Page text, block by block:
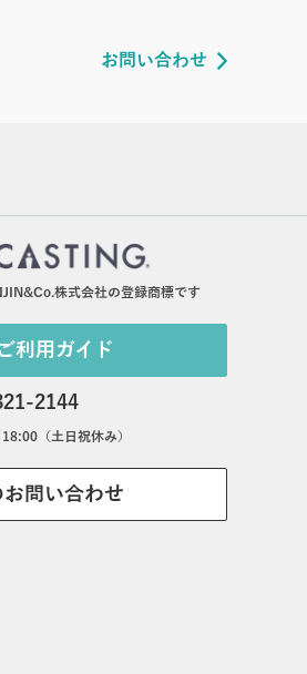
お問い合わせ
株式会社の登録商標です
利用ガイド
2144
（土日祝休み）
問い合わせ